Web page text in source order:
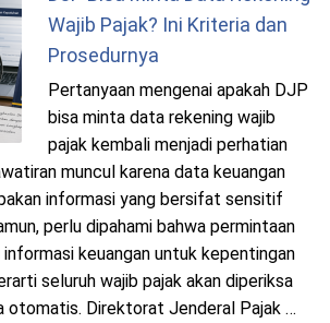
Wajib Pajak? Ini Kriteria dan
Prosedurnya
Pertanyaan mengenai apakah DJP
bisa minta data rekening wajib
pajak kembali menjadi perhatian
muncul karena data keuangan
informasi yang bersifat sensitif
perlu dipahami bahwa permintaan
keuangan untuk kepentingan
seluruh wajib pajak akan diperiksa
otomatis. Direktorat Jenderal Pajak …